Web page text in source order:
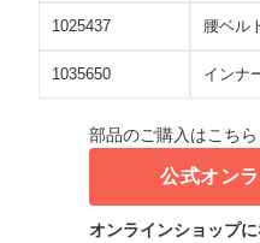
1025437 腰ベル
1035650 インナ
部品のご購入はこちら
公式オン
オンラインショップ